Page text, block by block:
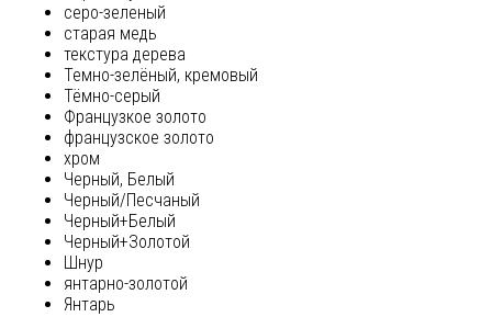
серо-зеленый
старая медь
текстура дерева
Темно-зелёный, кремовый
Тёмно-серый
Французкое золото
французское золото
хром
Черный, Белый
Черный/Песчаный
Черный+Белый
Черный+Золотой
Шнур
янтарно-золотой
Янтарь